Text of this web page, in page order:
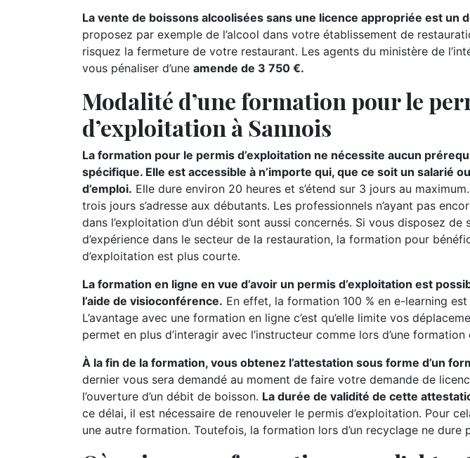
La vente de boissons alcoolisées sans une licence appropriée est un
proposez par exemple de l’alcool dans votre établissement de
risquez la fermeture de votre restaurant. Les agents du ministère de
vous pénaliser d’une amende de 3 750 €.
Modalité d’une formation pour le
d’exploitation à Sannois
La formation pour le permis d’exploitation ne nécessite aucun
spécifique. Elle est accessible à n’importe qui, que ce soit un salarié
d’emploi. Elle dure environ 20 heures et s’étend sur 3 jours au
trois jours s’adresse aux débutants. Les professionnels n’ayant pas
dans l’exploitation d’un débit sont aussi concernés. Si vous disposez de
d’expérience dans le secteur de la restauration, la formation pour
d’exploitation est plus courte.
La formation en ligne en vue d’avoir un permis d’exploitation est
l’aide de visioconférence. En effet, la formation 100 % en e-learning
L’avantage avec une formation en ligne c’est qu’elle limite vos
permet en plus d’interagir avec l’instructeur comme lors d’une formation
À la fin de la formation, vous obtenez l’attestation sous forme d’un
dernier vous sera demandé au moment de faire votre demande de
l’ouverture d’un débit de boisson. La durée de validité de cette
ce délai, il est nécessaire de renouveler le permis d’exploitation. Pour
une autre formation. Toutefois, la formation lors d’un recyclage ne dure